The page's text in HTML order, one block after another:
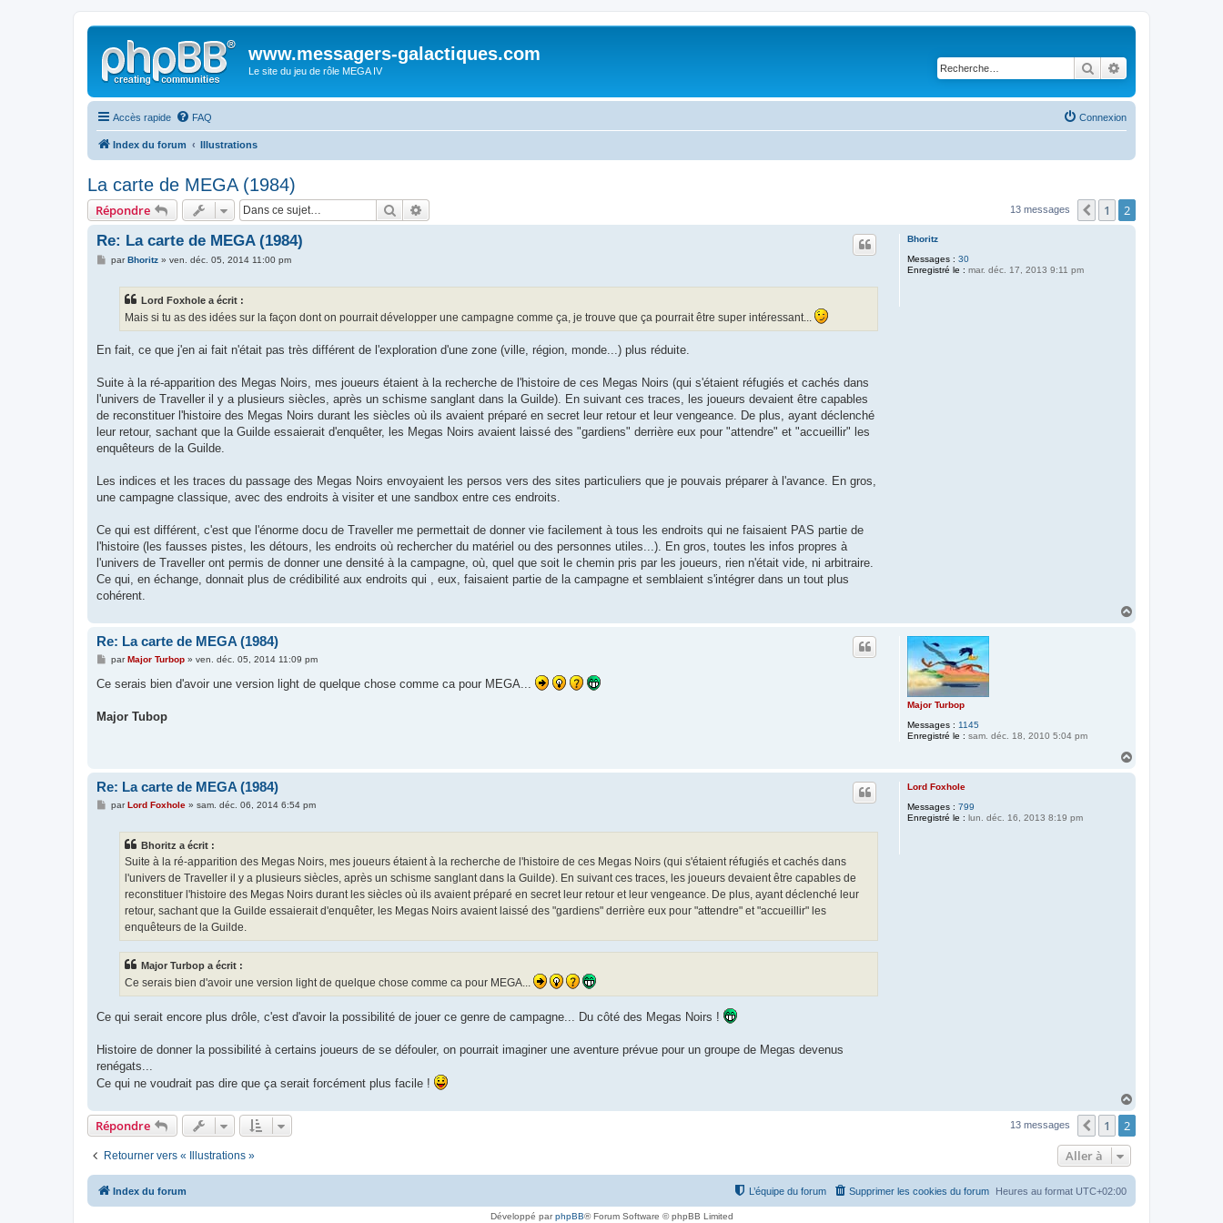
www.messagers-galactiques.com
Le site du jeu de rôle MEGA IV Rechercher
Accès rapide FAQ Connexion
Index du forum Illustrations
La carte de MEGA (1984)
Répondre Rechercher 13 messages Précédente
1 2
Bhoritz
Messages : 30
Enregistré le : mar. déc. 17, 2013 9:11 pm
Re: La carte de MEGA (1984)
MparBhoritz» ven. déc. 05, 2014 11:00 pm
Lord Foxhole a écrit :
Mais si tu as des idées sur la façon dont on pourrait développer une campagne comme ça, je trouve que ça pourrait être super intéressant...
En fait, ce que j'en ai fait n'était pas très différent de l'exploration d'une zone (ville, région, monde...) plus réduite.
Suite à la ré-apparition des Megas Noirs, mes joueurs étaient à la recherche de l'histoire de ces Megas Noirs (qui s'étaient réfugiés et cachés dans
l'univers de Traveller il y a plusieurs siècles, après un schisme sanglant dans la Guilde). En suivant ces traces, les joueurs devaient être capables
de reconstituer l'histoire des Megas Noirs durant les siècles où ils avaient préparé en secret leur retour et leur vengeance. De plus, ayant déclenché
leur retour, sachant que la Guilde essaierait d'enquêter, les Megas Noirs avaient laissé des "gardiens" derrière eux pour "attendre" et "accueillir" les
enquêteurs de la Guilde.
Les indices et les traces du passage des Megas Noirs envoyaient les persos vers des sites particuliers que je pouvais préparer à l'avance. En gros,
une campagne classique, avec des endroits à visiter et une sandbox entre ces endroits.
Ce qui est différent, c'est que l'énorme docu de Traveller me permettait de donner vie facilement à tous les endroits qui ne faisaient PAS partie de
l'histoire (les fausses pistes, les détours, les endroits où rechercher du matériel ou des personnes utiles...). En gros, toutes les infos propres à
l'univers de Traveller ont permis de donner une densité à la campagne, où, quel que soit le chemin pris par les joueurs, rien n'était vide, ni arbitraire.
Ce qui, en échange, donnait plus de crédibilité aux endroits qui , eux, faisaient partie de la campagne et semblaient s'intégrer dans un tout plus
cohérent.
Major Turbop
Messages : 1145
Enregistré le : sam. déc. 18, 2010 5:04 pm
Re: La carte de MEGA (1984)
M
s
s
g
e
parMajor Turbop» ven. déc. 05, 2014 11:09 pm
Ce serais bien d'avoir une version light de quelque chose comme ca pour MEGA...
Major Tubop
Lord Foxhole
Messages : 799
Enregistré le : lun. déc. 16, 2013 8:19 pm
Re: La carte de MEGA (1984)
MparLord Foxhole» sam. déc. 06, 2014 6:54 pm
Bhoritz a écrit :
Suite à la ré-apparition des Megas Noirs, mes joueurs étaient à la recherche de l'histoire de ces Megas Noirs (qui s'étaient réfugiés et cachés dans
l'univers de Traveller il y a plusieurs siècles, après un schisme sanglant dans la Guilde). En suivant ces traces, les joueurs devaient être capables de
reconstituer l'histoire des Megas Noirs durant les siècles où ils avaient préparé en secret leur retour et leur vengeance. De plus, ayant déclenché leur
retour, sachant que la Guilde essaierait d'enquêter, les Megas Noirs avaient laissé des "gardiens" derrière eux pour "attendre" et "accueillir" les
enquêteurs de la Guilde.
Major Turbop a écrit :
Ce serais bien d'avoir une version light de quelque chose comme ca pour MEGA...
Ce qui serait encore plus drôle, c'est d'avoir la possibilité de jouer ce genre de campagne... Du côté des Megas Noirs !
Histoire de donner la possibilité à certains joueurs de se défouler, on pourrait imaginer une aventure prévue pour un groupe de Megas devenus
renégats...
Ce qui ne voudrait pas dire que ça serait forcément plus facile !
t
Répondre 13 messages Précédente
1 2
Retourner vers « Illustrations » Aller à
Index du forum Heures au format UTC+02:00
Supprimer les cookies du forum
L’équipe du forum
Développé parphpBB® Forum Software © phpBB Limited